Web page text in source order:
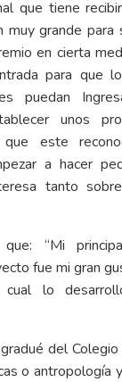
que tiene
muy grande para
en cierta
para que
puedan
unos
este
a hacer
tanto
que: “Mi
fue mi gran
lo
del
o antropología